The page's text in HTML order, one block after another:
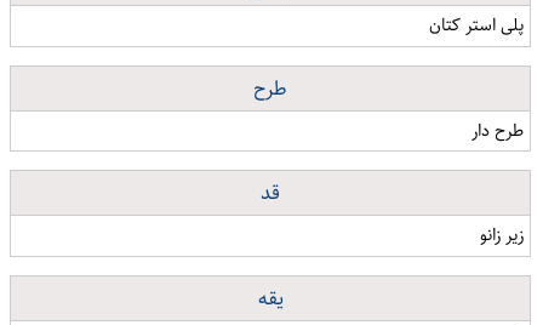
پلی استر کتان
طرح
طرح دار
قد
زیر زانو
یقه